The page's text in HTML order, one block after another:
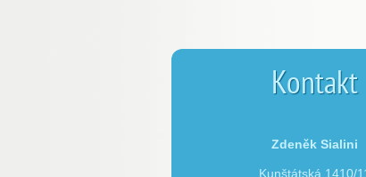
Kontakt
Zdeněk Sialini
Kunštátská 1410/